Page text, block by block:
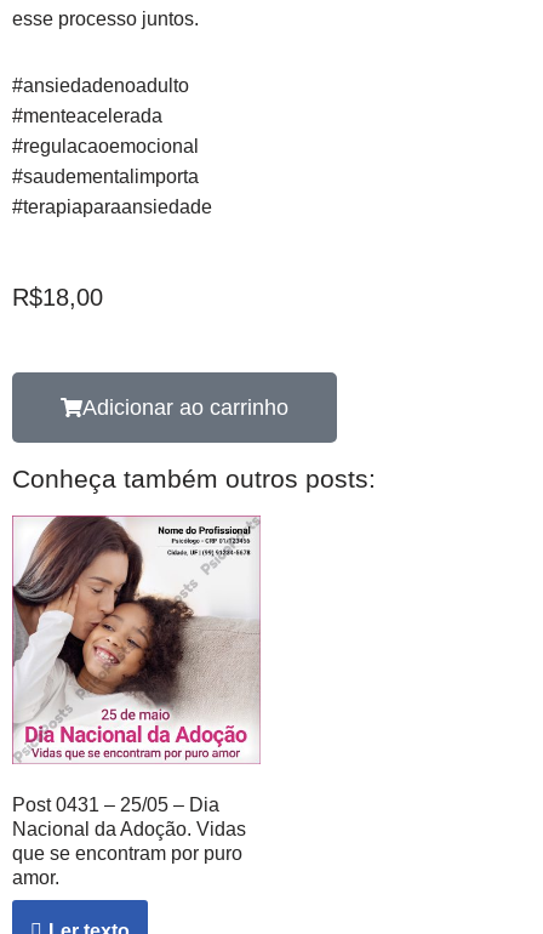
esse processo juntos.
#ansiedadenoadulto
#menteacelerada
#regulacaoemocional
#saudementalimporta
#terapiaparaansiedade
R$18,00
Adicionar ao carrinho
Conheça também outros posts:
Post 0431 – 25/05 – Dia
Nacional da Adoção. Vidas
que se encontram por puro
amor.